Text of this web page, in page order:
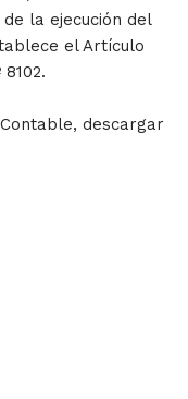
la ejecución del
el Artículo
descargar